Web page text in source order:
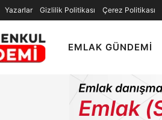
Yazarlar Gizlilik Politikası Çerez Politikası
EMLAK GÜNDEMI